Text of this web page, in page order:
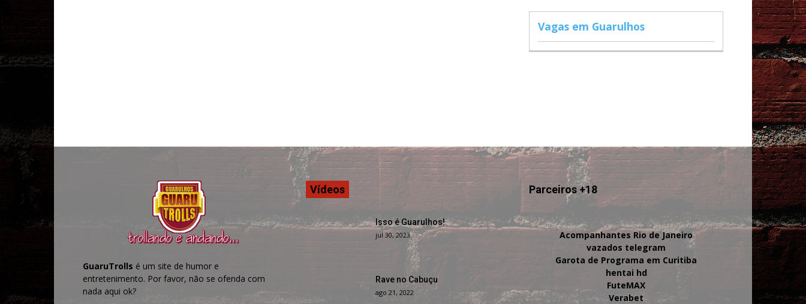
Vagas em Guarulhos
GuaruTrolls é um site de humor e
entretenimento. Por favor, não se ofenda com
nada aqui ok?
Vídeos
Isso é Guarulhos!
jul 30, 2023
Rave no Cabuçu
ago 21, 2022
Parceiros +18
Acompanhantes Rio de Janeiro
vazados telegram
Garota de Programa em Curitiba
hentai hd
FuteMAX
Verabet